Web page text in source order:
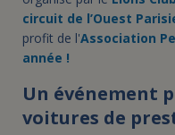
circuit de l’Ouest
profit de l'Association
année !
Un événement
voitures de